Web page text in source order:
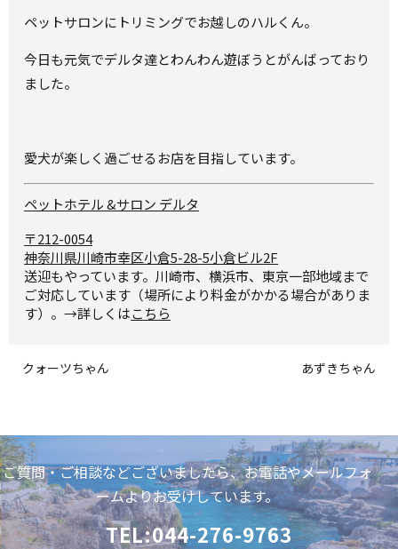
ペットサロンにトリミングでお越しのハルくん。
今日も元気でデルタ達とわんわん遊ぼうとがんばっており
ました。
愛犬が楽しく過ごせるお店を目指しています。
ペットホテル &サロン デルタ
〒212-0054
神奈川県川崎市幸区小倉5-28-5小倉ビル2F
送迎もやっています。川崎市、横浜市、東京一部地域まで
ご対応しています（場所により料金がかかる場合がありま
す）。→詳しくはこちら
クォーツちゃん あずきちゃん
ご質問・ご相談などございましたら、お電話やメールフォ
ームよりお受けしています。
TEL:044-276-9763